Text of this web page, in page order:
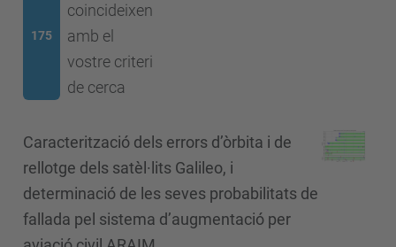
175
coincideixen
amb el
vostre criteri
de cerca
Caracterització dels errors d’òrbita i de
rellotge dels satèl·lits Galileo, i
determinació de les seves probabilitats de
fallada pel sistema d’augmentació per